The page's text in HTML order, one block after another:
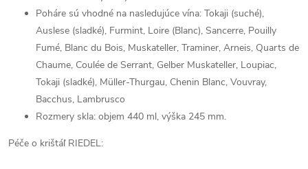
Poháre sú vhodné na nasledujúce vína: Tokaji (suché),
Auslese (sladké), Furmint, Loire (Blanc), Sancerre, Pouilly
Fumé, Blanc du Bois, Muskateller, Traminer, Arneis, Quarts de
Chaume, Coulée de Serrant, Gelber Muskateller, Loupiac,
Tokaji (sladké), Müller-Thurgau, Chenin Blanc, Vouvray,
Bacchus, Lambrusco
Rozmery skla: objem 440 ml, výška 245 mm.
Péče o krištáľ RIEDEL: